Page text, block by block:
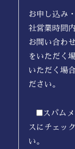
お申し込み
社営業時間
お問い合わ
をいただく
いただく場
ださい。
スパム
スにチェッ
い。